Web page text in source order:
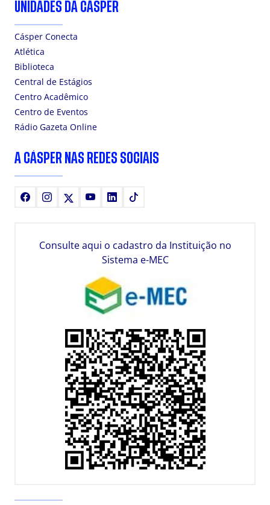
UNIDADES DA CÁSPER
Cásper Conecta
Atlética
Biblioteca
Central de Estágios
Centro Acadêmico
Centro de Eventos
Rádio Gazeta Online
A CÁSPER NAS REDES SOCIAIS
FacebookInstagram YoutubeLinkedIn
Consulte aqui o cadastro da Instituição no
Sistema e-MEC